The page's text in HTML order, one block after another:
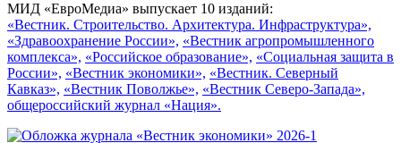
МИД «ЕвроМедиа» выпускает 10 изданий:
«Вестник. Строительство. Архитектура. Инфраструктура»,
«Здравоохранение России», «Вестник агропромышленного
комплекса», «Российское образование», «Социальная защита в
России», «Вестник экономики», «Вестник. Северный
Кавказ», «Вестник Поволжье», «Вестник Северо-Запада»,
общероссийский журнал «Нация».